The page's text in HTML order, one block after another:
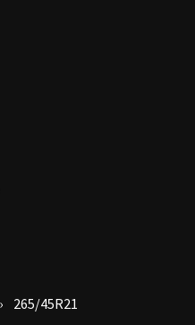
265/45R21